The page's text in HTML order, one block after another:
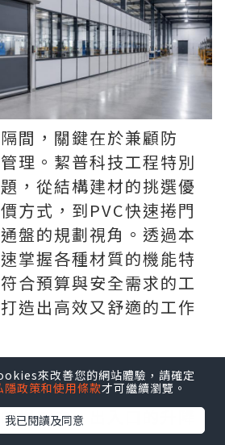
間，關鍵在於兼顧防
理。絜普科技工程特別
，從結構建材的挑選優
方式，到PVC快速捲門
盤的規劃視角。透過本
掌握各種材質的機能特
合預算與安全需求的工
造出高效又舒適的工作
門
場域中，出入口的升降
來改善您的網站體驗，請確定
隱政策和使用條款才可繼續瀏覽。
我已閱讀及同意